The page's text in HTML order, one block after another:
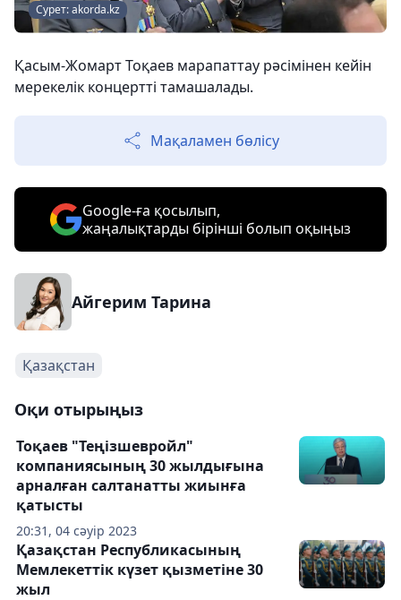
Сурет: akorda.kz
Қасым-Жомарт Тоқаев марапаттау рәсімінен кейін
мерекелік концертті тамашалады.
Мақаламен бөлісу
Google-ға қосылып,
жаңалықтарды бірінші болып оқыңыз
Айгерим Тарина
Қазақстан
Оқи отырыңыз
20:31, 04 сәуір 2023
Тоқаев "Теңізшевройл"
компаниясының 30 жылдығына
арналған салтанатты жиынға
қатысты
Қазақстан Республикасының
Мемлекеттік күзет қызметіне 30
жыл